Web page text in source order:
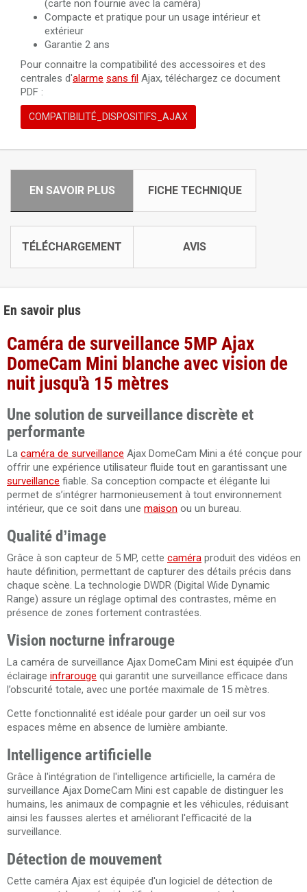
(carte non fournie avec la caméra)
Compacte et pratique pour un usage intérieur et
extérieur
Garantie 2 ans
Pour connaitre la compatibilité des accessoires et des
centrales d'alarme sans fil Ajax, téléchargez ce document
PDF :
COMPATIBILITÉ_DISPOSITIFS_AJAX
EN SAVOIR PLUS FICHE TECHNIQUE
TÉLÉCHARGEMENT AVIS
En savoir plus
Caméra de surveillance 5MP Ajax
DomeCam Mini blanche avec vision de
nuit jusqu'à 15 mètres
Une solution de surveillance discrète et
performante
La caméra de surveillance Ajax DomeCam Mini a été conçue pour
offrir une expérience utilisateur fluide tout en garantissant une
surveillance fiable. Sa conception compacte et élégante lui
permet de s’intégrer harmonieusement à tout environnement
intérieur, que ce soit dans une maison ou un bureau.
Qualité d’image
Grâce à son capteur de 5 MP, cette caméra produit des vidéos en
haute définition, permettant de capturer des détails précis dans
chaque scène. La technologie DWDR (Digital Wide Dynamic
Range) assure un réglage optimal des contrastes, même en
présence de zones fortement contrastées.
Vision nocturne infrarouge
La caméra de surveillance Ajax DomeCam Mini est équipée d’un
éclairage infrarouge qui garantit une surveillance efficace dans
l’obscurité totale, avec une portée maximale de 15 mètres.
Cette fonctionnalité est idéale pour garder un oeil sur vos
espaces même en absence de lumière ambiante.
Intelligence artificielle
Grâce à l'intégration de l'intelligence artificielle, la caméra de
surveillance Ajax DomeCam Mini est capable de distinguer les
humains, les animaux de compagnie et les véhicules, réduisant
ainsi les fausses alertes et améliorant l'efficacité de la
surveillance.
Détection de mouvement
Cette caméra Ajax est équipée d'un logiciel de détection de